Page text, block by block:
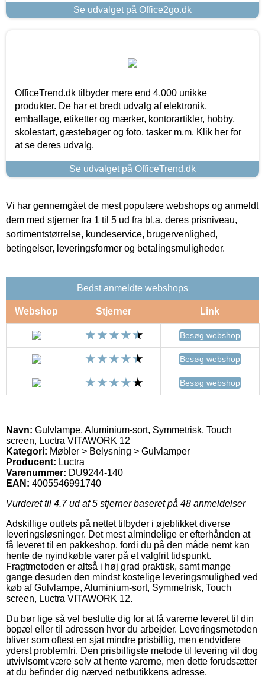
Se udvalget på Office2go.dk
OfficeTrend.dk tilbyder mere end 4.000 unikke
produkter. De har et bredt udvalg af elektronik,
emballage, etiketter og mærker, kontorartikler, hobby,
skolestart, gæstebøger og foto, tasker m.m. Klik her for
at se deres udvalg.
Se udvalget på OfficeTrend.dk
Vi har gennemgået de mest populære webshops og anmeldt
dem med stjerner fra 1 til 5 ud fra bl.a. deres prisniveau,
sortimentstørrelse, kundeservice, brugervenlighed,
betingelser, leveringsformer og betalingsmuligheder.
Bedst anmeldte webshops
Webshop Stjerner Link
Besøg webshop
Besøg webshop
Besøg webshop
Navn: Gulvlampe, Aluminium-sort, Symmetrisk, Touch
screen, Luctra VITAWORK 12
Kategori: Møbler > Belysning > Gulvlamper
Producent: Luctra
Varenummer: DU9244-140
EAN: 4005546991740
Vurderet til 4.7ud af 5 stjerner baseret på 48 anmeldelser
Adskillige outlets på nettet tilbyder i øjeblikket diverse
leveringsløsninger. Det mest almindelige er efterhånden at
få leveret til en pakkeshop, fordi du på den måde nemt kan
hente de nyindkøbte varer på et valgfrit tidspunkt.
Fragtmetoden er altså i høj grad praktisk, samt mange
gange desuden den mindst kostelige leveringsmulighed ved
køb af Gulvlampe, Aluminium-sort, Symmetrisk, Touch
screen, Luctra VITAWORK 12.
Du bør lige så vel beslutte dig for at få varerne leveret til din
bopæl eller til adressen hvor du arbejder. Leveringsmetoden
bliver som oftest en sjat mindre prisbillig, men endvidere
yderst problemfri. Den prisbilligste metode til levering vil dog
utvivlsomt være selv at hente varerne, men dette forudsætter
at du befinder dig nærved netbutikkens adresse.